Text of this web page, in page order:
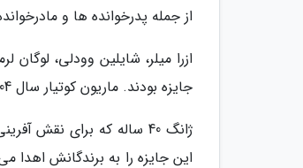
از جمله پدرخوانده ها و
ازرا میلر، شایلین وودلی،
جایزه بودند. ماریون کوتیار سال 2004 این جایزه را دریافت کرد.
ژانگ 40 ساله که برای نقش